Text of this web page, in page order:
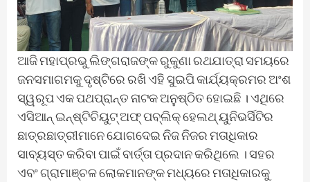
ଆଜି ମହାପ୍ରଭୁ ଲିଙ୍ଗରାଜଙ୍କ ରୁକୁଣା ରଥଯାତ୍ରା ସମୟରେ
ଜନସମାଗମକୁ ଦୃଷ୍ଟିରେ ରଖି ଏହି ସୁଇପି କାର୍ଯ୍ୟକ୍ରମର ଅଂଶ
ସ୍ୱରୂପ ଏକ ପଥପ୍ରାନ୍ତ ନାଟକ ଅନୁଷ୍ଠିତ ହୋଇଛି । ଏଥିରେ
ଏସିଆନ୍‌ ଇନ୍‌ଷ୍ଟିଚିୟୁଟ୍‌ ଅଫ୍‌ ପବ୍ଲିକ୍‌ ହେଲଥ୍‌ ୟୁନିଭର୍ସିଟିର
ଛାତ୍ରଛାତ୍ରୀମାନେ ଯୋଗଦେଇ ନିଜ ନିଜର ମତାଧିକାର
ସାବ୍ୟସ୍ତ କରିବା ପାଇଁ ବାର୍ତ୍ତା ପ୍ରଦାନ କରିଥିଲେ । ସହର
ଏବଂ ଗ୍ରାମାଞ୍ଚଳ ଲୋକମାନଙ୍କ ମଧ୍ୟରେ ମତାଧିକାରକୁ